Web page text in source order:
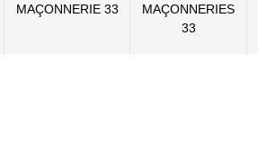
MAÇONNERIE 33
MAÇONNERIES
33